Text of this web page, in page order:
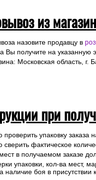
из
назовите продавцу в
Вы получите на указанную
Московская область,
при
проверить упаковку
сверить фактическое
в получаемом заказе
упаковки, кол-ва мест,
наличие боя в присутствии